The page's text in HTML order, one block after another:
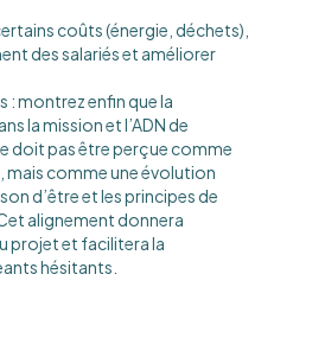
coûts (énergie, déchets),
des salariés et améliorer
: montrez enfin que la
la mission et l’ADN de
doit pas être perçue comme
mais comme une évolution
d’être et les principes de
alignement donnera
projet et facilitera la
hésitants.